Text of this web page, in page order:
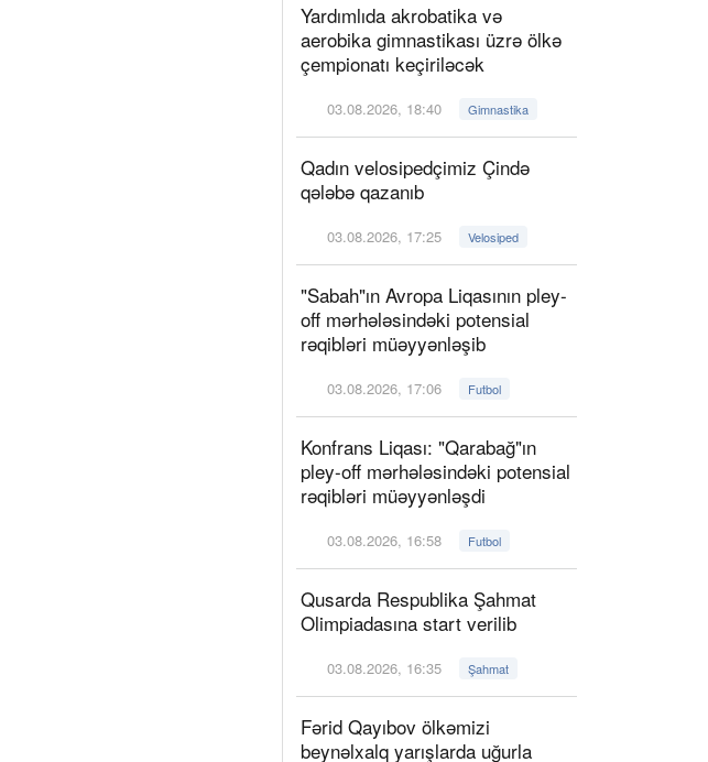
Yardımlıda akrobatika və
aerobika gimnastikası üzrə ölkə
çempionatı keçiriləcək
03.08.2026, 18:40 Gimnastika
Qadın velosipedçimiz Çində
qələbə qazanıb
03.08.2026, 17:25 Velosiped
"Sabah"ın Avropa Liqasının pley-
off mərhələsindəki potensial
rəqibləri müəyyənləşib
03.08.2026, 17:06 Futbol
Konfrans Liqası: "Qarabağ"ın
pley-off mərhələsindəki potensial
rəqibləri müəyyənləşdi
03.08.2026, 16:58 Futbol
Qusarda Respublika Şahmat
Olimpiadasına start verilib
03.08.2026, 16:35 Şahmat
Fərid Qayıbov ölkəmizi
beynəlxalq yarışlarda uğurla